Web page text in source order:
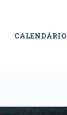
CALENDÁRIO